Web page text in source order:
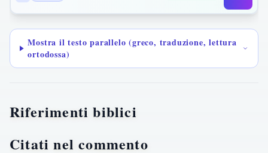
Mostra il testo parallelo (greco, traduzione, lettura
ortodossa)
Riferimenti biblici
Citati nel commento